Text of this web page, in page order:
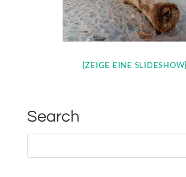
[ZEIGE EINE SLIDESHOW]
Search